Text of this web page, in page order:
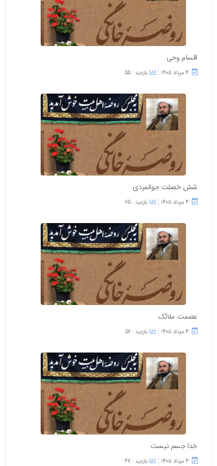
اقسام وحی
۴ مرداد ۱۴۰۵ بازدید : 55
شش خصلت جوانمردی
۴ مرداد ۱۴۰۵ بازدید : 65
عصمت ملائک
۴ مرداد ۱۴۰۵ بازدید : 56
خدا جسم نیست
۴ مرداد ۱۴۰۵ بازدید : 47